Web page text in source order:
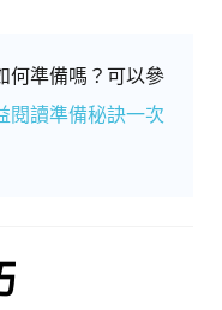
何準備嗎？可以參
閱讀準備秘訣一次